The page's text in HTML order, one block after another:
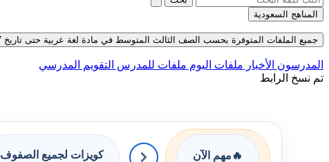
المناهج السعودية
جميع الملفات المتوفرة بحسب الصف الثالث المتوسط في مادة لغة عربية حتى تاريخ 07-08-2026
المدرسون الأخبار ملفات اليوم ملفات للمدرس التقويم المدرسي
تم نسخ الرابط
🔥 مهم الآن كويزات لجميع الصفوف